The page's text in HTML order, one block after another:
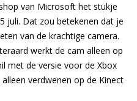
van Microsoft het stukje
juli. Dat zou betekenen dat je
van de krachtige camera.
werkt de cam alleen op
met de versie voor de Xbox
verdwenen op de Kinect